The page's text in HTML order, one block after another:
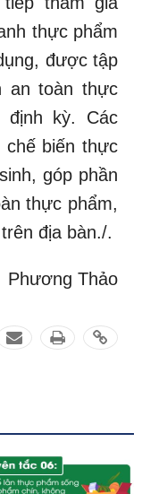
thực phẩm
được tập
an toàn thực
định kỳ. Các
chế biến thực
góp phần
thực phẩm,
địa bàn./.
Phương Thảo